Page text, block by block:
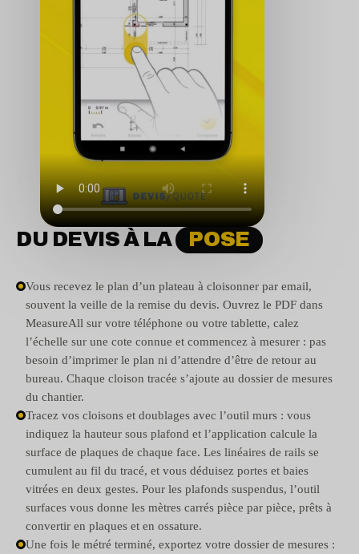
DU DEVIS À LA POSE
Vous recevez le plan d’un plateau à cloisonner par email,
souvent la veille de la remise du devis. Ouvrez le PDF dans
MeasureAll sur votre téléphone ou votre tablette, calez
l’échelle sur une cote connue et commencez à mesurer : pas
besoin d’imprimer le plan ni d’attendre d’être de retour au
bureau. Chaque cloison tracée s’ajoute au dossier de mesures
du chantier.
Tracez vos cloisons et doublages avec l’outil murs : vous
indiquez la hauteur sous plafond et l’application calcule la
surface de plaques de chaque face. Les linéaires de rails se
cumulent au fil du tracé, et vous déduisez portes et baies
vitrées en deux gestes. Pour les plafonds suspendus, l’outil
surfaces vous donne les mètres carrés pièce par pièce, prêts à
convertir en plaques et en ossature.
Une fois le métré terminé, exportez votre dossier de mesures :